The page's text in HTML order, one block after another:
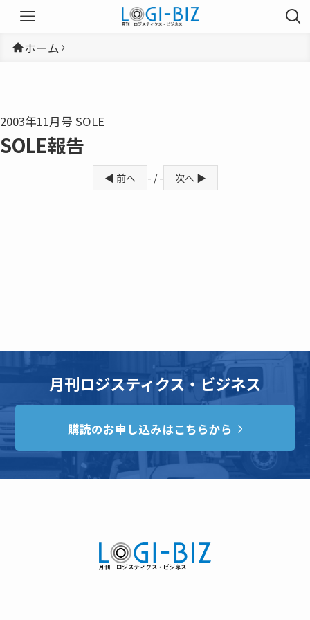
ホーム
2003年11月号 SOLE
SOLE報告
◀ 前へ - / - 次へ ▶
月刊ロジスティクス・ビジネス
購読のお申し込みはこちらから